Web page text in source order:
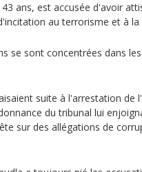
ans, est accusée d'avoir
au terrorisme et à la
se sont concentrées dans
suite à l'arrestation de
du tribunal lui
sur des allégations de